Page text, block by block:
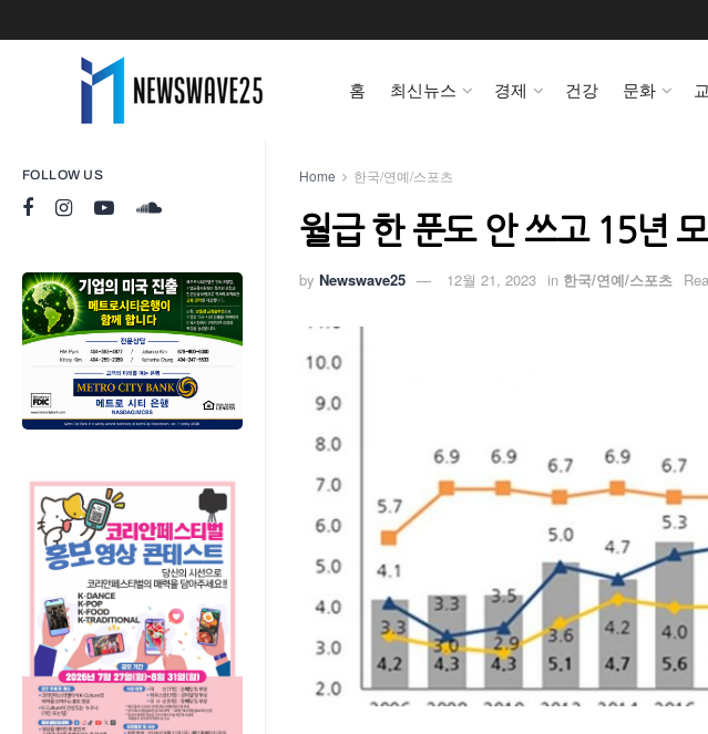
FOLLOW US
홈 최신뉴스 경제 건강 문화
Home 한국/연예/스포츠
월급 한 푼도 안 쓰고 15년 모
by Newswave25 12월 21, 2023 in 한국/연예/스포츠